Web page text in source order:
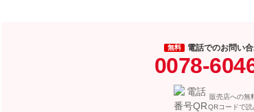
無料 電話でのお問い
0078-
販売店への無
QRコードで読